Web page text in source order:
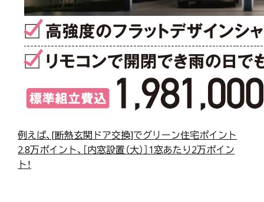
例えば、[断熱玄関ドア交換]でグリーン住宅ポイント
2.8万ポイント、［内窓設置（大）］1窓あたり2万ポイン
ト！